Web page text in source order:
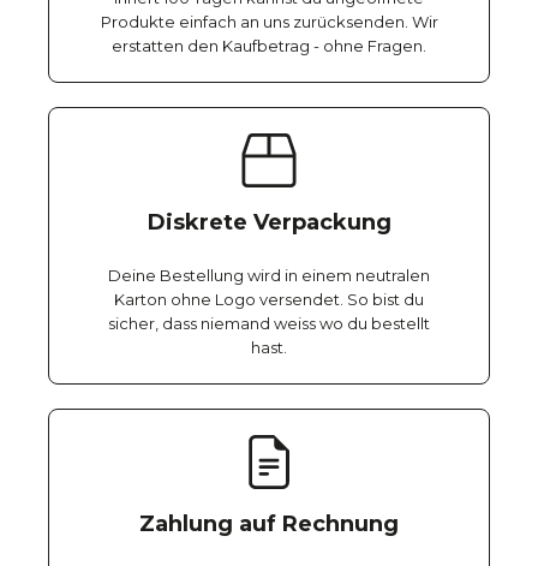
Produkte einfach an uns zurücksenden. Wir
erstatten den Kaufbetrag - ohne Fragen.
Diskrete Verpackung
Deine Bestellung wird in einem neutralen
Karton ohne Logo versendet. So bist du
sicher, dass niemand weiss wo du bestellt
hast.
Zahlung auf Rechnung